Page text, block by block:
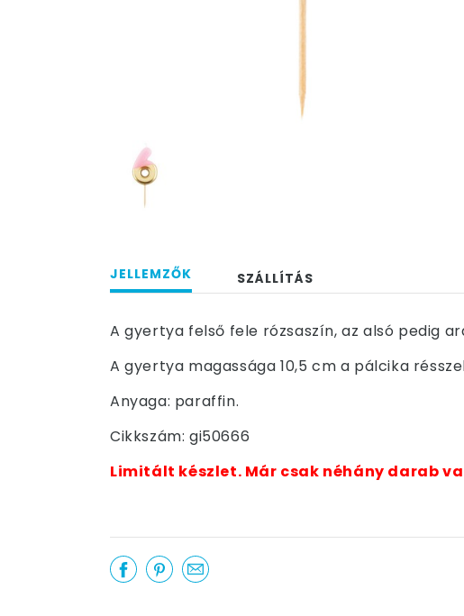
JELLEMZŐK SZÁLLÍTÁS
A gyertya felső fele rózsaszín, az alsó pedig
A gyertya magassága 10,5 cm a pálcika
Anyaga: paraffin.
Cikkszám: gi50666
Limitált készlet. Már csak néhány darab